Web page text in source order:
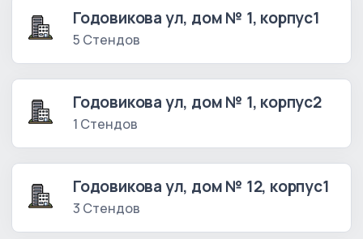
Годовикова ул, дом № 1, корпус1
5 Стендов
Годовикова ул, дом № 1, корпус2
1 Стендов
Годовикова ул, дом № 12, корпус1
3 Стендов